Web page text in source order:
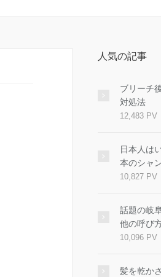
人気の記事
ブリーチ
対処法
12,483 PV
日本人は
本のシャ
10,827 PV
話題の岐
他の呼び
10,096 PV
髪を乾か